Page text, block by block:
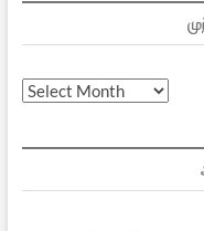
முந்தைய